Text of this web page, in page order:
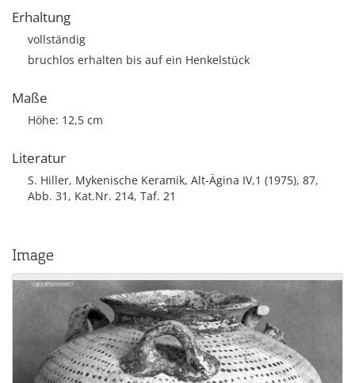
Erhaltung
vollständig
bruchlos erhalten bis auf ein Henkelstück
Maße
Höhe: 12,5 cm
Literatur
S. Hiller, Mykenische Keramik, Alt-Ägina IV,1 (1975), 87,
Abb. 31, Kat.Nr. 214, Taf. 21
Image